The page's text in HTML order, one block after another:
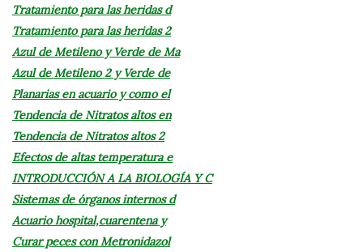
Tratamiento para las heridas d
Tratamiento para las heridas 2
Azul de Metileno y Verde de Ma
Azul de Metileno 2 y Verde de
Planarias en acuario y como el
Tendencia de Nitratos altos en
Tendencia de Nitratos altos 2
Efectos de altas temperatura e
INTRODUCCIÓN A LA BIOLOGÍA Y C
Sistemas de órganos internos d
Acuario hospital,cuarentena y
Curar peces con Metronidazol